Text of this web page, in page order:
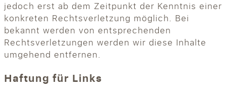
jedoch erst ab dem Zeitpunkt der Kenntnis einer
konkreten Rechtsverletzung möglich. Bei
bekannt werden von entsprechenden
Rechtsverletzungen werden wir diese Inhalte
umgehend entfernen.
Haftung für Links